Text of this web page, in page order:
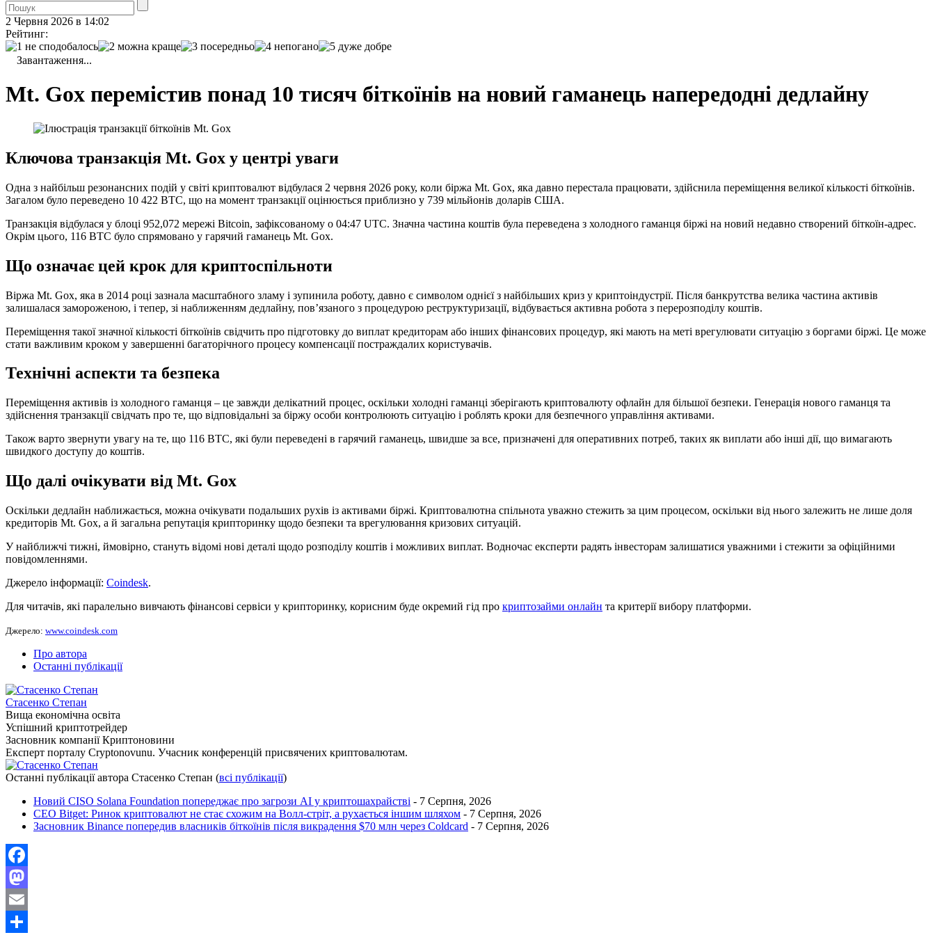
2 Червня 2026 в 14:02
Рейтинг:
Завантаження...
Mt. Gox перемістив понад 10 тисяч біткоїнів на новий гаманець напередодні дедлайну
Ключова транзакція Mt. Gox у центрі уваги
Одна з найбільш резонансних подій у світі криптовалют відбулася 2 червня 2026 року, коли біржа Mt. Gox, яка давно перестала працювати, здійснила переміщення великої кількості біткоїнів.
Загалом було переведено 10 422 BTC, що на момент транзакції оцінюється приблизно у 739 мільйонів доларів США.
Транзакція відбулася у блоці 952,072 мережі Bitcoin, зафіксованому о 04:47 UTC. Значна частина коштів була переведена з холодного гаманця біржі на новий недавно створений біткоїн-адрес.
Окрім цього, 116 BTC було спрямовано у гарячий гаманець Mt. Gox.
Що означає цей крок для криптоспільноти
Bіржа Mt. Gox, яка в 2014 році зазнала масштабного зламу і зупинила роботу, давно є символом однієї з найбільших криз у криптоіндустрії. Після банкрутства велика частина активів
залишалася замороженою, і тепер, зі наближенням дедлайну, пов’язаного з процедурою реструктуризації, відбувається активна робота з перерозподілу коштів.
Переміщення такої значної кількості біткоїнів свідчить про підготовку до виплат кредиторам або інших фінансових процедур, які мають на меті врегулювати ситуацію з боргами біржі. Це може
стати важливим кроком у завершенні багаторічного процесу компенсації постраждалих користувачів.
Технічні аспекти та безпека
Переміщення активів із холодного гаманця – це завжди делікатний процес, оскільки холодні гаманці зберігають криптовалюту офлайн для більшої безпеки. Генерація нового гаманця та
здійснення транзакції свідчать про те, що відповідальні за біржу особи контролюють ситуацію і роблять кроки для безпечного управління активами.
Також варто звернути увагу на те, що 116 BTC, які були переведені в гарячий гаманець, швидше за все, призначені для оперативних потреб, таких як виплати або інші дії, що вимагають
швидкого доступу до коштів.
Що далі очікувати від Mt. Gox
Оскільки дедлайн наближається, можна очікувати подальших рухів із активами біржі. Криптовалютна спільнота уважно стежить за цим процесом, оскільки від нього залежить не лише доля
кредиторів Mt. Gox, а й загальна репутація крипторинку щодо безпеки та врегулювання кризових ситуацій.
У найближчі тижні, ймовірно, стануть відомі нові деталі щодо розподілу коштів і можливих виплат. Водночас експерти радять інвесторам залишатися уважними і стежити за офіційними
повідомленнями.
Джерело інформації: Coindesk.
Для читачів, які паралельно вивчають фінансові сервіси у крипторинку, корисним буде окремий гід про криптозайми онлайн та критерії вибору платформи.
Джерело: www.coindesk.com
Про автора
Останні публікації
Стасенко Степан
Вища економічна освіта
Успішний криптотрейдер
Засновник компанії Криптоновини
Експерт порталу Cryptonovunu. Учасник конференцій присвячених криптовалютам.
Останні публікації автора Стасенко Степан (всі публікації)
Новий CISO Solana Foundation попереджає про загрози AI у криптошахрайстві - 7 Серпня, 2026
CEO Bitget: Ринок криптовалют не стає схожим на Волл-стріт, а рухається іншим шляхом - 7 Серпня, 2026
Засновник Binance попередив власників біткоїнів після викрадення $70 млн через Coldcard - 7 Серпня, 2026
Facebook
Mastodon
Email